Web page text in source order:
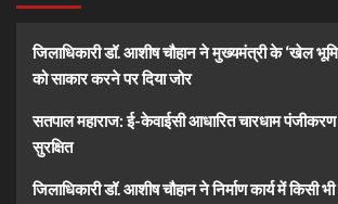
जिलाधिकारी डॉ. आशीष चौहान ने मुख्यमंत्री के ‘खेल
को साकार करने पर दिया जोर
सतपाल महाराज: ई-केवाईसी आधारित चारधाम
सुरक्षित
जिलाधिकारी डॉ. आशीष चौहान ने निर्माण कार्य में किसी